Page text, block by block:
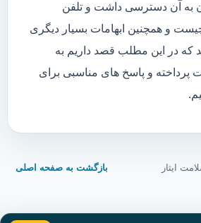
به آن دسترسی داشت و تلفن
و همچنین ابهامات بسیار دیگری
که در این مطلب قصد داریم به
و پاسخ های مناسبی برای
ایثار بازگشت به صفحه اصلی